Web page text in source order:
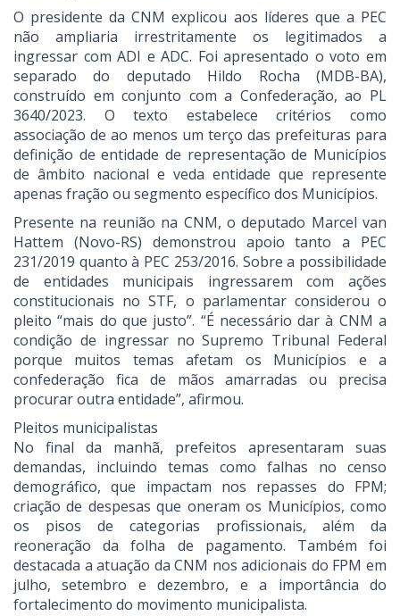
O presidente da CNM explicou aos líderes que a PEC
não ampliaria irrestritamente os legitimados a
ingressar com ADI e ADC. Foi apresentado o voto em
separado do deputado Hildo Rocha (MDB-BA),
construído em conjunto com a Confederação, ao PL
3640/2023. O texto estabelece critérios como
associação de ao menos um terço das prefeituras para
definição de entidade de representação de Municípios
de âmbito nacional e veda entidade que represente
apenas fração ou segmento específico dos Municípios.
Presente na reunião na CNM, o deputado Marcel van
Hattem (Novo-RS) demonstrou apoio tanto a PEC
231/2019 quanto à PEC 253/2016. Sobre a possibilidade
de entidades municipais ingressarem com ações
constitucionais no STF, o parlamentar considerou o
pleito “mais do que justo”. “É necessário dar à CNM a
condição de ingressar no Supremo Tribunal Federal
porque muitos temas afetam os Municípios e a
confederação fica de mãos amarradas ou precisa
procurar outra entidade”, afirmou.
Pleitos municipalistas
No final da manhã, prefeitos apresentaram suas
demandas, incluindo temas como falhas no censo
demográfico, que impactam nos repasses do FPM;
criação de despesas que oneram os Municípios, como
os pisos de categorias profissionais, além da
reoneração da folha de pagamento. Também foi
destacada a atuação da CNM nos adicionais do FPM em
julho, setembro e dezembro, e a importância do
fortalecimento do movimento municipalista.